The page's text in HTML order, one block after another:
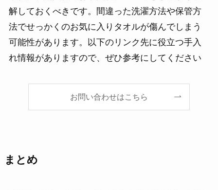
解しておくべきです。間違った洗濯方法や保管方
法でせっかくのお気に入りタオルが傷んでしまう
可能性があります。以下のリンク先に役立つ手入
れ情報がありますので、ぜひ参考にしてください
お問い合わせはこちら
まとめ